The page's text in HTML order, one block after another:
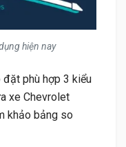
hiện nay
phù hợp 3 kiểu
xe Chevrolet
khảo bảng so